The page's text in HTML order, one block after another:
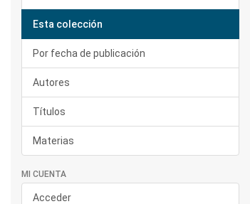
Esta colección
Por fecha de publicación
Autores
Títulos
Materias
MI CUENTA
Acceder